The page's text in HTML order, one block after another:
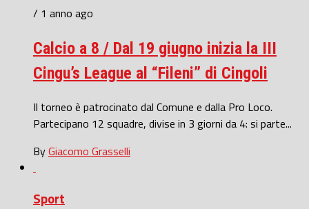
/ 1 anno ago
Calcio a 8 / Dal 19 giugno inizia la III
Cingu’s League al “Fileni” di Cingoli
Il torneo è patrocinato dal Comune e dalla Pro Loco.
Partecipano 12 squadre, divise in 3 giorni da 4: si parte...
ByGiacomo Grasselli
Sport